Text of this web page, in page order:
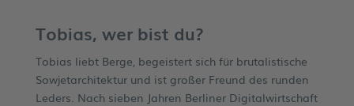
Tobias, wer bist du?
Tobias liebt Berge, begeistert sich für brutalistische
Sowjetarchitektur und ist großer Freund des runden
Leders. Nach sieben Jahren Berliner Digitalwirtschaft